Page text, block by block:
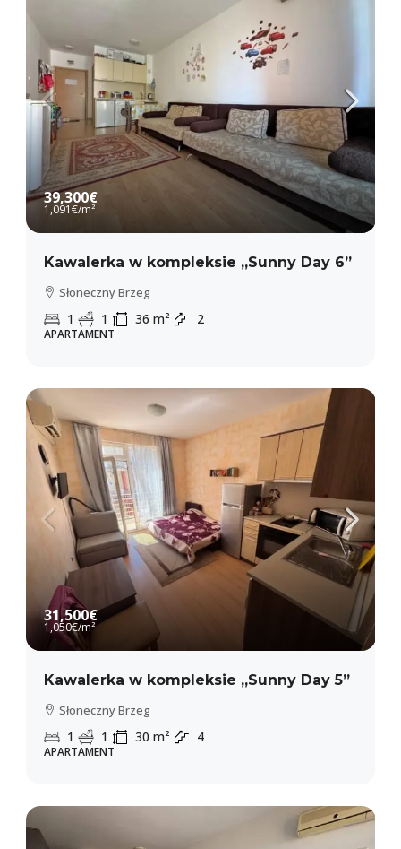
WIĘCEJ INFORMACJI
39,300€
1,091€/m²
Kawalerka w kompleksie „Sunny Day 6”
Słoneczny Brzeg
1 1 36 m² 2
APARTAMENT
31,500€
1,050€/m²
Kawalerka w kompleksie „Sunny Day 5”
Słoneczny Brzeg
1 1 30 m² 4
APARTAMENT